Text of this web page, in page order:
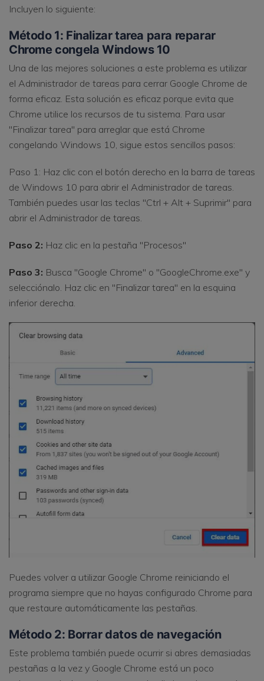
Incluyen lo siguiente:
Método 1: Finalizar tarea para reparar
Chrome congela Windows 10
Una de las mejores soluciones a este problema es utilizar
el Administrador de tareas para cerrar Google Chrome de
forma eficaz. Esta solución es eficaz porque evita que
Chrome utilice los recursos de tu sistema. Para usar
"Finalizar tarea" para arreglar que está Chrome
congelando Windows 10, sigue estos sencillos pasos:
Paso 1: Haz clic con el botón derecho en la barra de tareas
de Windows 10 para abrir el Administrador de tareas.
También puedes usar las teclas "Ctrl + Alt + Suprimir" para
abrir el Administrador de tareas.
Paso 2: Haz clic en la pestaña "Procesos"
Paso 3: Busca "Google Chrome" o "GoogleChrome.exe" y
selecciónalo. Haz clic en "Finalizar tarea" en la esquina
inferior derecha.
Puedes volver a utilizar Google Chrome reiniciando el
programa siempre que no hayas configurado Chrome para
que restaure automáticamente las pestañas.
Método 2: Borrar datos de navegación
Este problema también puede ocurrir si abres demasiadas
pestañas a la vez y Google Chrome está un poco